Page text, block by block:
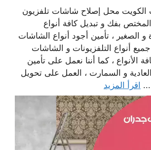
الكويت محل إصلاح شاشات تلفزيون
بفك و تبديل كافة أنواع
و الصغير ، تأمين أجود أنواع الشاشات
أنواع التلفزيونات و الشاشات
الأنواع ، كما أننا نعمل على تأمين
و السمارت ، العمل على تحويل
... اقرأ المزيد